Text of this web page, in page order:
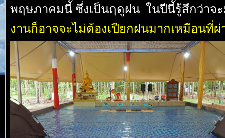
พฤษภาคมนี้ ซึ่งเป็นฤดูฝน ในปีนี้รู้สึกว่าจ
งานก็อาจจะไม่ต้องเปียกฝนมากเหมือนที่